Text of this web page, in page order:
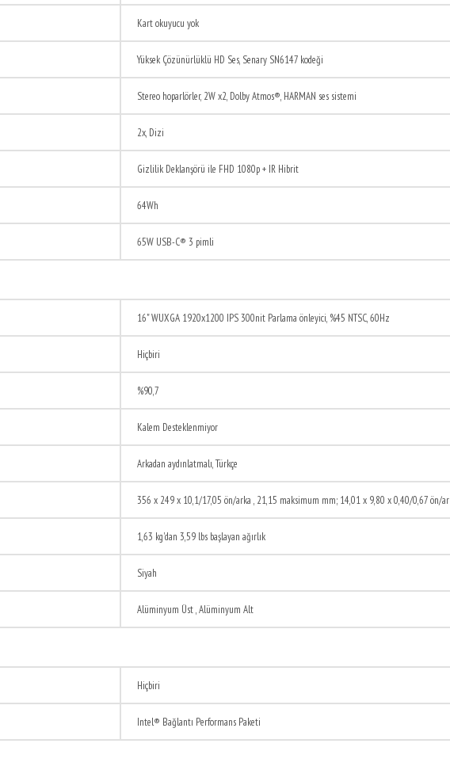
Kart okuyucu yok
Yüksek Çözünürlüklü HD Ses, Senary SN6147 kodeği
Stereo hoparlörler, 2W x2, Dolby Atmos®, HARMAN ses sistemi
2x, Dizi
Gizlilik Deklanşörü ile FHD 1080p + IR Hibrit
64Wh
65W USB-C® 3 pimli
16" WUXGA 1920x1200 IPS 300nit Parlama önleyici, %45 NTSC, 60Hz
Hiçbiri
%90,7
Kalem Desteklenmiyor
Arkadan aydınlatmalı, Türkçe
356 x 249 x 10,1/17,05 ön/arka , 21,15 maksimum mm; 14,01 x 9,80 x 0,40/0,67 ön/
1,63 kg'dan 3,59 lbs başlayan ağırlık
Siyah
Alüminyum Üst , Alüminyum Alt
Hiçbiri
Intel® Bağlantı Performans Paketi